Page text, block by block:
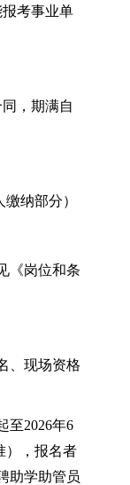
报考事业单
，期满自
纳部分）
《岗位和条
、现场资格
至2026年6
），报名者
助学助管员